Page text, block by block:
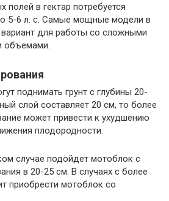
полей в гектар потребуется
5-6 л. с. Самые мощные модели в
для работы со сложными
объемами.
поднимать грунт с глубины 20-
слой составляет 20 см, то более
может привести к ухудшению
плодородности.
случае подойдет мотоблок с
в 20-25 см. В случаях с более
приобрести мотоблок со